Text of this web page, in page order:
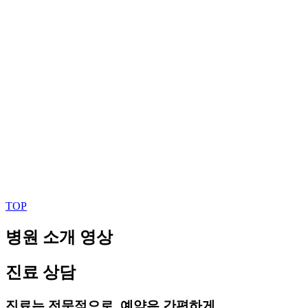
TOP
병원 소개 영상
진료 상담